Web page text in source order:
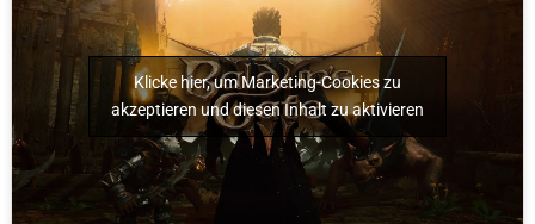
Klicke hier, um Marketing-Cookies zu
akzeptieren und diesen Inhalt zu aktivieren